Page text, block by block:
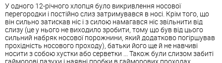
У одного 12-річного хлопця було викривлення носової
перегородки і постійно слиз затримувався в носі. Крім того, що
він сильно затискав ніс і з силою намагався ніс звільнити від
слизу (це у нього не виходило зробити, тому що був від цього
сильний набряк носової порожнини, який додатково погіршував
прохідність носового проходу), батьки його ще й не навчиві
носити з собою хустки або серветки ... Також були слизом забиті